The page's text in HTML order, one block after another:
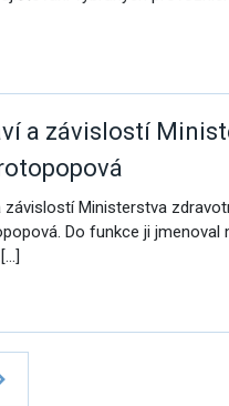
a závislostí
Ministerstva
Do funkce ji